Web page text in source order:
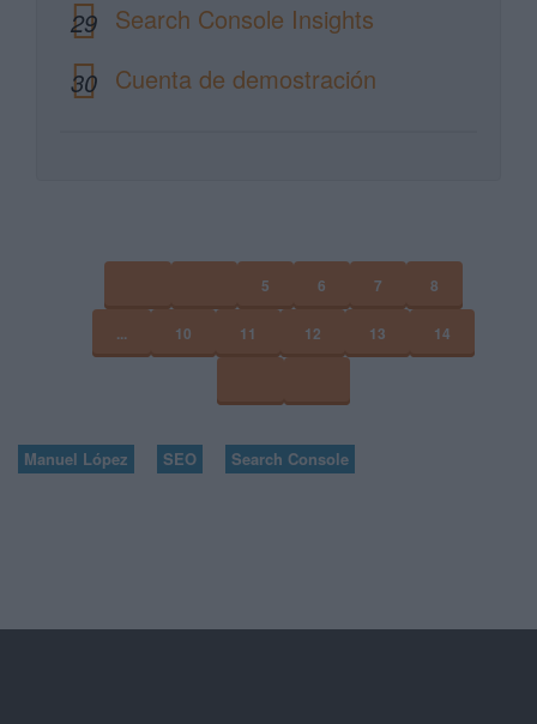
29 Search Console Insights
30 Cuenta de demostración
5 6 7 8
... 10 11 12 13 14
Manuel López SEO Search Console